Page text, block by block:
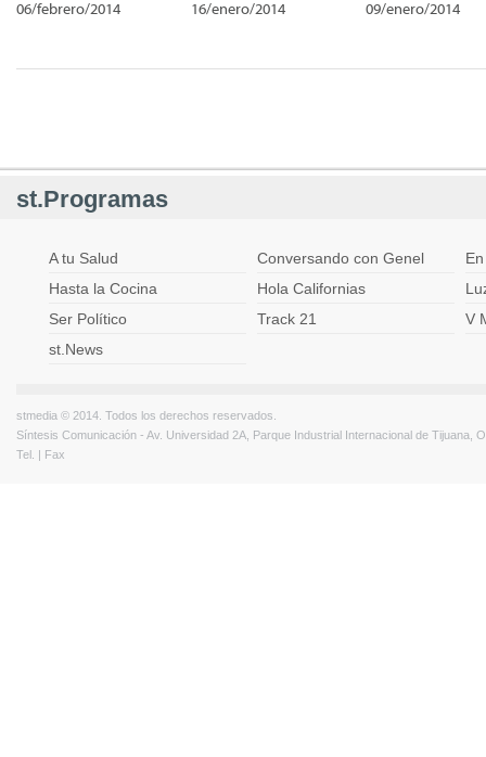
06/febrero/2014
16/enero/2014
09/enero/2014
st.Programas
A tu Salud Conversando con Genel
Hasta la Cocina
Hola Californias
Ser Político
Track 21
V
st.News
stmedia © 2014. Todos los derechos reservados.
Síntesis Comunicación - Av. Universidad 2A, Parque Industrial Internacional de Tijuana,
Tel. | Fax